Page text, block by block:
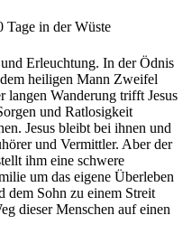
Tage in der Wüste
Erleuchtung. In der Ödnis
heiligen Mann Zweifel
langen Wanderung trifft Jesus
und Ratlosigkeit
Jesus bleibt bei ihnen und
und Vermittler. Aber der
ihm eine schwere
um das eigene Überleben
dem Sohn zu einem Streit
dieser Menschen auf einen